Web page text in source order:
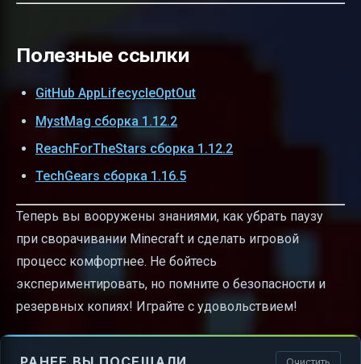
Полезные ссылки
GitHub AppLifecycleOptOut
MystMag сборка 1.12.2
ReachForTheStars сборка 1.12.2
TechGears сборка 1.16.5
Теперь вы вооружены знаниями, как убрать паузу
при сворачивании Minecraft и сделать игровой
процесс комфортнее. Не бойтесь
экспериментировать, но помните о безопасности и
резервных копиях! Играйте с удовольствием!